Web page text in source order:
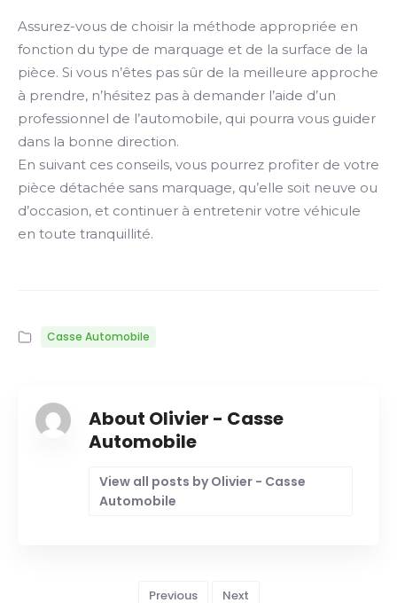
Assurez-vous de choisir la méthode appropriée en
fonction du type de marquage et de la surface de la
pièce. Si vous n’êtes pas sûr de la meilleure approche
à prendre, n’hésitez pas à demander l’aide d’un
professionnel de l’automobile, qui pourra vous guider
dans la bonne direction.
En suivant ces conseils, vous pourrez profiter de votre
pièce détachée sans marquage, qu’elle soit neuve ou
d’occasion, et continuer à entretenir votre véhicule
en toute tranquillité.
Casse Automobile
About Olivier - Casse
Automobile
View all posts by Olivier - Casse
Automobile
Previous Next